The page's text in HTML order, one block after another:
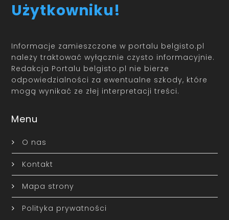
Użytkowniku!
Informacje zamieszczone w portalu belgisto.pl
należy traktować wyłącznie czysto informacyjnie.
Redakcja Portalu belgisto.pl nie bierze
odpowiedzialności za ewentualne szkody, które
mogą wynikać ze złej interpretacji treści.
Menu
O nas
Kontakt
Mapa strony
Polityka prywatności